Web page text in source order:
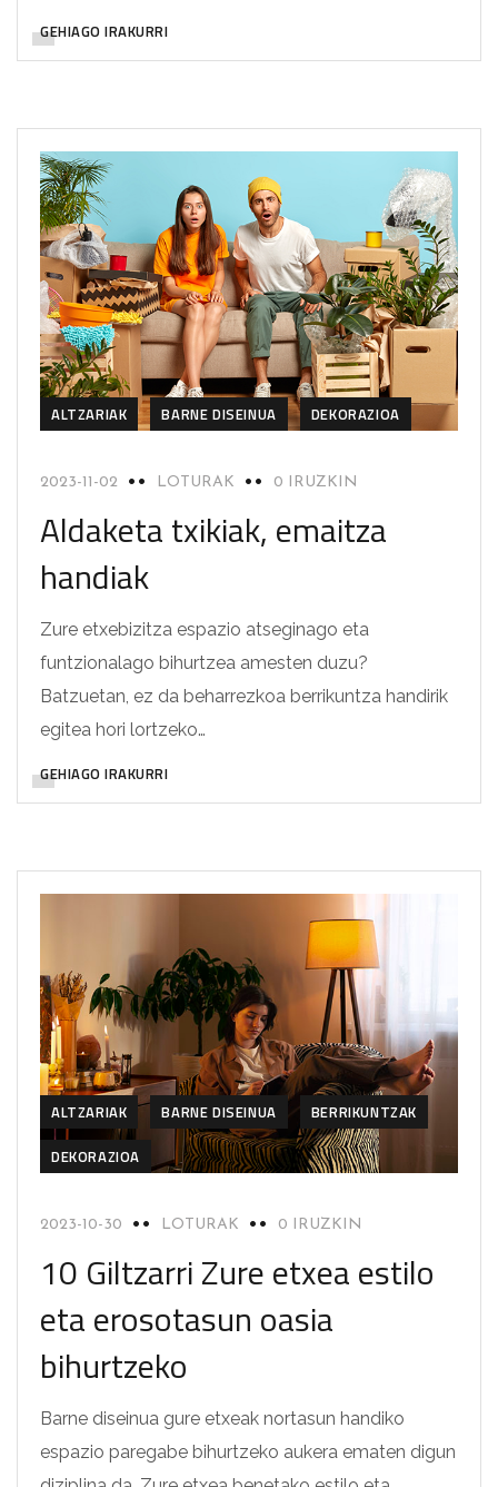
GEHIAGO IRAKURRI
ALTZARIAK BARNE DISEINUA DEKORAZIOA
2023-11-02 LOTURAK 0 IRUZKIN
Aldaketa txikiak, emaitza
handiak
Zure etxebizitza espazio atseginago eta
funtzionalago bihurtzea amesten duzu?
Batzuetan, ez da beharrezkoa berrikuntza handirik
egitea hori lortzeko…
GEHIAGO IRAKURRI
ALTZARIAK BARNE DISEINUA
BERRIKUNTZAK
DEKORAZIOA
2023-10-30 LOTURAK 0 IRUZKIN
10 Giltzarri Zure etxea estilo
eta erosotasun oasia
bihurtzeko
Barne diseinua gure etxeak nortasun handiko
espazio paregabe bihurtzeko aukera ematen digun